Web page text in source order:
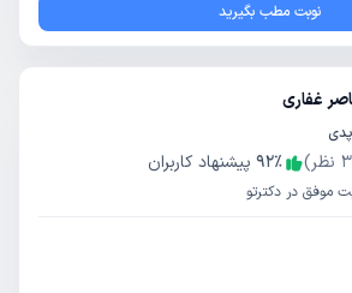
نوبت مطب بگیرید
غفاری
نظر) 92٪
پیشنهاد کاربران
موفق در دکترتو